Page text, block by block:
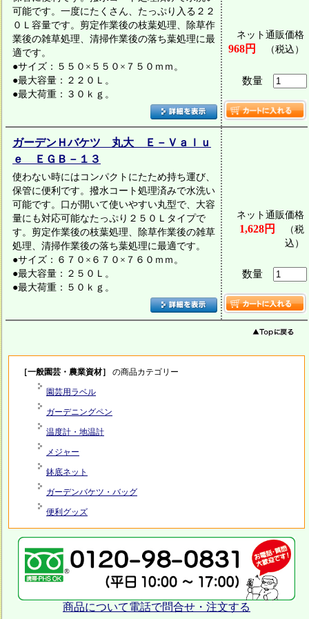
可能です。一度にたくさん、たっぷり入る２２
０Ｌ容量です。剪定作業後の枝葉処理、除草作
業後の雑草処理、清掃作業後の落ち葉処理に最
適です。
●サイズ：５５０×５５０×７５０ｍｍ。
●最大容量：２２０Ｌ。
●最大荷重：３０ｋｇ。
ネット通販価格
968円 （税込）
数量
ガーデンＨバケツ 丸大 Ｅ－Ｖａｌｕ
ｅ ＥＧＢ－１３
使わない時にはコンパクトにたため持ち運び、
保管に便利です。撥水コート処理済みで水洗い
可能です。口が開いて使いやすい丸型で、大容
量にも対応可能なたっぷり２５０Ｌタイプで
す。剪定作業後の枝葉処理、除草作業後の雑草
処理、清掃作業後の落ち葉処理に最適です。
●サイズ：６７０×６７０×７６０ｍｍ。
●最大容量：２５０Ｌ。
●最大荷重：５０ｋｇ。
ネット通販価格
1,628円
（税
込）
数量
［一般園芸・農業資材］ の商品カテゴリー
園芸用ラベル
ガーデニングペン
温度計・地温計
メジャー
鉢底ネット
ガーデンバケツ・バッグ
便利グッズ
商品について電話で問合せ・注文する